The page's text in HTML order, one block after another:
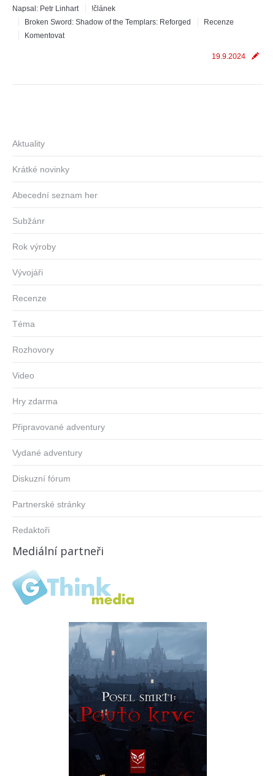
Napsal: Petr Linhart
!článek
Broken Sword: Shadow of the Templars: Reforged
Recenze
Komentovat
19.9.2024
Aktuality
Krátké novinky
Abecední seznam her
Subžánr
Rok výroby
Vývojáři
Recenze
Téma
Rozhovory
Video
Hry zdarma
Připravované adventury
Vydané adventury
Diskuzní fórum
Partnerské stránky
Redaktoři
Mediální partneři